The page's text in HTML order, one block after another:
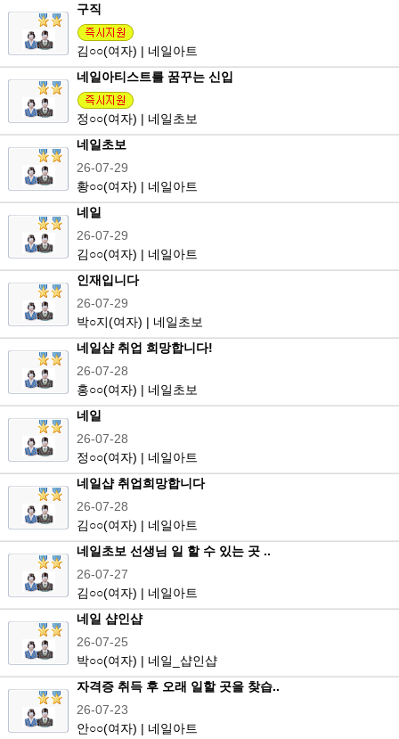
구직
김○○(여자) | 네일아트
네일아티스트를 꿈꾸는 신입
정○○(여자) | 네일초보
네일초보
26-07-29
황○○(여자) | 네일아트
네일
26-07-29
김○○(여자) | 네일아트
인재입니다
26-07-29
박○지(여자) | 네일초보
네일샵 취업 희망합니다!
26-07-28
홍○○(여자) | 네일초보
네일
26-07-28
정○○(여자) | 네일아트
네일샵 취업희망합니다
26-07-28
김○○(여자) | 네일아트
네일초보 선생님 일 할 수 있는 곳 ..
26-07-27
김○○(여자) | 네일아트
네일 샵인샵
26-07-25
박○○(여자) | 네일_샵인샵
자격증 취득 후 오래 일할 곳을 찾습..
26-07-23
안○○(여자) | 네일아트